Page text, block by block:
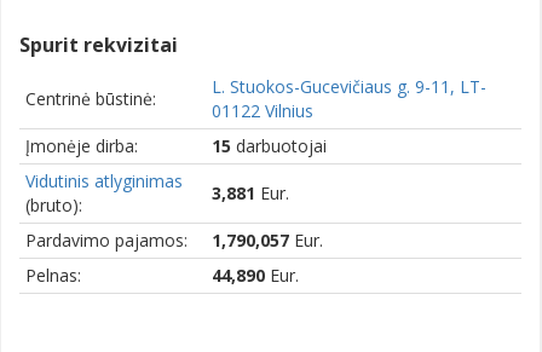
Spurit rekvizitai
Centrinė būstinė:
L. Stuokos-Gucevičiaus g. 9-11, LT-
01122 Vilnius
Įmonėje dirba:
15 darbuotojai
Vidutinis atlyginimas
(bruto):
3,881 Eur.
Pardavimo pajamos: 1,790,057 Eur.
Pelnas:
44,890 Eur.